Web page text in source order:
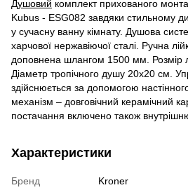
Душовий комплект прихованого
Kubus - ESG082 завдяки стильному
у сучасну ванну кімнату. Душова
харчової нержавіючої сталі. Ручна
доповнена шлангом 1500 мм. Розмір
Діаметр тропічного душу 20х20 см.
здійснюється за допомогою
механізм – довговічний керамічний
постачання включено також
Характеристики
Бренд
Kroner